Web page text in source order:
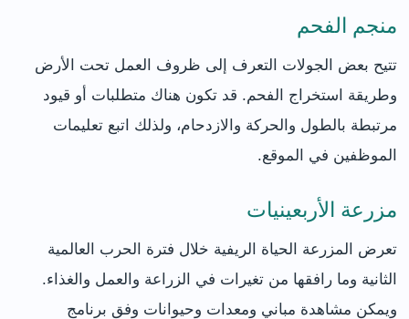
منجم الفحم
تتيح بعض الجولات التعرف إلى ظروف العمل تحت الأرض
وطريقة استخراج الفحم. قد تكون هناك متطلبات أو قيود
مرتبطة بالطول والحركة والازدحام، ولذلك اتبع تعليمات
الموظفين في الموقع.
مزرعة الأربعينيات
تعرض المزرعة الحياة الريفية خلال فترة الحرب العالمية
الثانية وما رافقها من تغيرات في الزراعة والعمل والغذاء.
ويمكن مشاهدة مباني ومعدات وحيوانات وفق برنامج